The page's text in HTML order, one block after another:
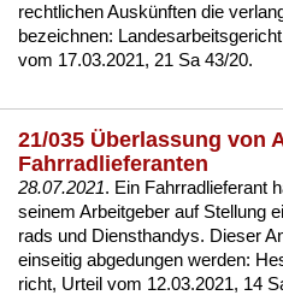
recht­li­chen Auskünf­ten die
be­zeich­nen:
vom 17.03.2021, 21 Sa 43/20.
21/035 Überlassung von
Fahrradlieferanten
28.07.2021. Ein Fahr­rad­lie­fe­rant
sei­nem Ar­beit­ge­ber auf Stel­lung
rads und Dienst­han­dys. Die­ser
ein­sei­tig ab­ge­dun­gen wer­den:
richt, Ur­teil vom 12.03.2021, 14